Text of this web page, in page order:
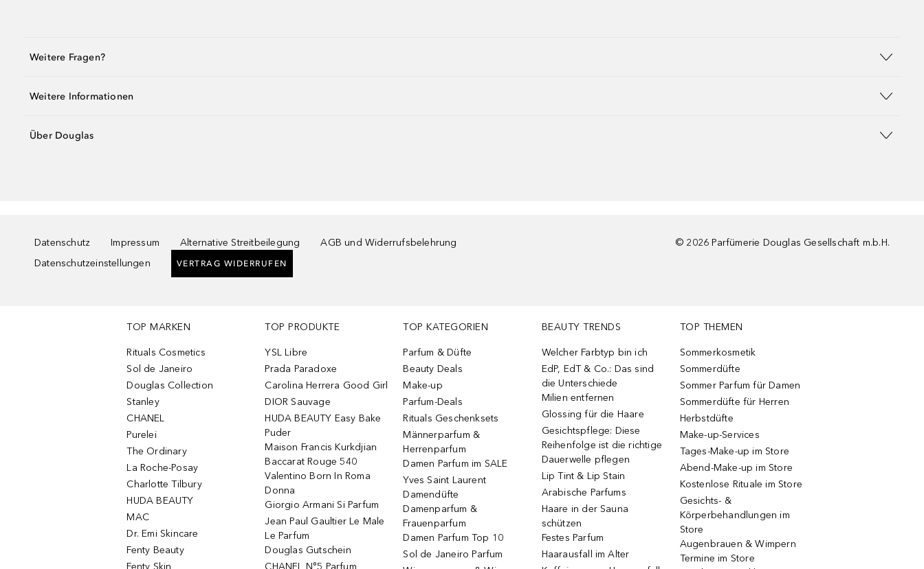
Weitere Fragen?
Weitere Informationen
Über Douglas
Datenschutz Impressum Alternative Streitbeilegung
AGB und Widerrufsbelehrung
Datenschutzeinstellungen
VERTRAG WIDERRUFEN
© 2026 Parfümerie Douglas Gesellschaft m.b.H.
TOP MARKEN
Rituals Cosmetics
Sol de Janeiro
Douglas Collection
Stanley
CHANEL
Purelei
The Ordinary
La Roche-Posay
Charlotte Tilbury
HUDA BEAUTY
MAC
Dr. Emi Skincare
Fenty Beauty
Fenty Skin
TOP PRODUKTE
YSL Libre
Prada Paradoxe
Carolina Herrera Good Girl
DIOR Sauvage
HUDA BEAUTY Easy Bake
Puder
Maison Francis Kurkdjian
Baccarat Rouge 540
Valentino Born In Roma
Donna
Giorgio Armani Si Parfum
Jean Paul Gaultier Le Male
Le Parfum
Douglas Gutschein
CHANEL N°5 Parfum
TOP KATEGORIEN
Parfum & Düfte
Beauty Deals
Make-up
Parfum-Deals
Rituals Geschenksets
Männerparfum &
Herrenparfum
Damen Parfum im SALE
Yves Saint Laurent
Damendüfte
Damenparfum &
Frauenparfum
Damen Parfum Top 10
Sol de Janeiro Parfum
BEAUTY TRENDS
Welcher Farbtyp bin ich
EdP, EdT & Co.: Das sind
die Unterschiede
Milien entfernen
Glossing für die Haare
Gesichtspflege: Diese
Reihenfolge ist die richtige
Dauerwelle pflegen
Lip Tint & Lip Stain
Arabische Parfums
Haare in der Sauna
schützen
Festes Parfum
Haarausfall im Alter
TOP THEMEN
Sommerkosmetik
Sommerdüfte
Sommer Parfum für Damen
Sommerdüfte für Herren
Herbstdüfte
Make-up-Services
Tages-Make-up im Store
Abend-Make-up im Store
Kostenlose Rituale im Store
Gesichts- &
Körperbehandlungen im
Store
Augenbrauen & Wimpern
Termine im Store